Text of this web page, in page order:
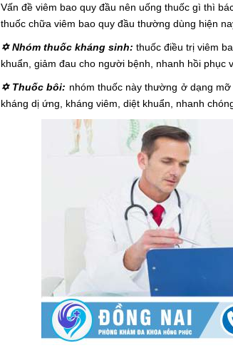
Vấn đề viêm bao quy đầu nên uống thuốc gì thì
thuốc chữa viêm bao quy đầu thường dùng hiện
✡ Nhóm thuốc kháng sinh: thuốc điều trị viêm
khuẩn, giảm đau cho người bệnh, nhanh hồi phục
✡ Thuốc bôi: nhóm thuốc này thường ở dạng
kháng dị ứng, kháng viêm, diệt khuẩn, nhanh